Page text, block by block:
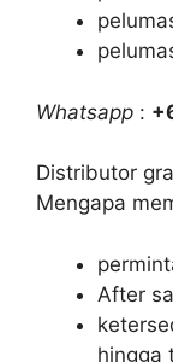
Whatsapp :
Distributor
Mengapa
After
hingga